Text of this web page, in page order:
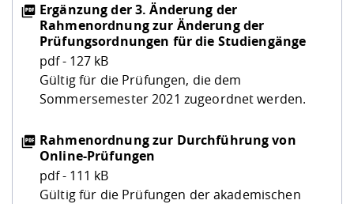
Ergänzung der 3. Änderung der
Rahmenordnung zur Änderung der
Prüfungsordnungen für die Studiengänge
pdf - 127 kB
Gültig für die Prüfungen, die dem
Sommersemester 2021 zugeordnet werden.
Rahmenordnung zur Durchführung von
Online-Prüfungen
pdf - 111 kB
Gültig für die Prüfungen der akademischen